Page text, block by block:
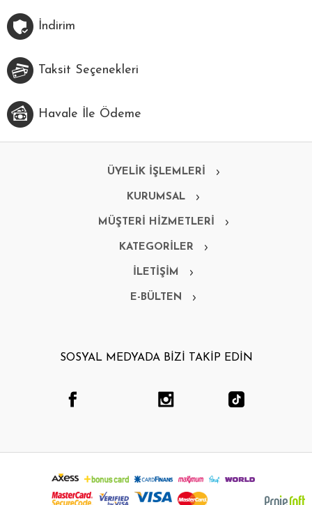
İndirim
Taksit Seçenekleri
Havale İle Ödeme
ÜYELİK İŞLEMLERİ
KURUMSAL
MÜŞTERİ HİZMETLERİ
KATEGORİLER
İLETİŞİM
E-BÜLTEN
SOSYAL MEDYADA BİZİ TAKİP EDİN